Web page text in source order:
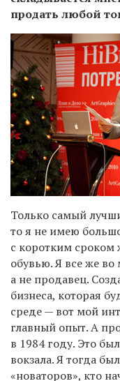
продать любой
Только самый
то я не имею
с коротким
обувью. Я все же
а не продавец.
бизнеса, которая
среде — вот мой
главный опыт. А
в 1984 году. Это
вокзала. Я тогда
«новаторов», кто